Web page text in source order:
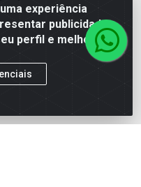
experiência
publicidade
perfil e melhorar a
3000
a Sexta das